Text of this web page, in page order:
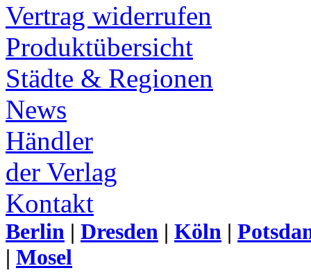
Vertrag widerrufen
Produktübersicht
Städte & Regionen
News
Händler
der Verlag
Kontakt
Berlin | Dresden | Köln |
| Mosel